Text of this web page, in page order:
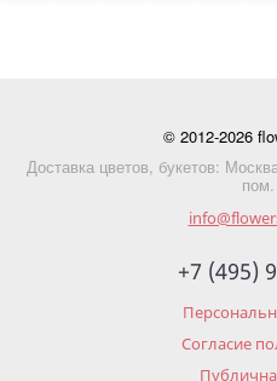
© 2012-2026
Доставка цветов, букетов:
+7 (495)
Согласие